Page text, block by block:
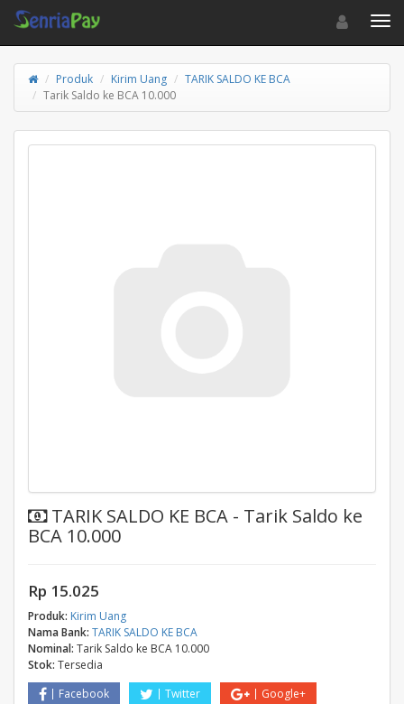
Toggle
Produk Kirim Uang
TARIK SALDO KE BCA
Tarik Saldo ke BCA 10.000
TARIK SALDO KE BCA - Tarik Saldo ke
BCA 10.000
Rp 15.025
Produk: Kirim Uang
Nama Bank: TARIK SALDO KE BCA
Nominal: Tarik Saldo ke BCA 10.000
Stok: Tersedia
Facebook
Twitter Google+